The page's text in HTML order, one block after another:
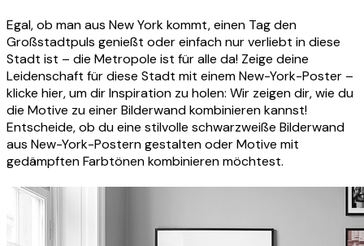
Egal, ob man aus New York kommt, einen Tag den
Großstadtpuls genießt oder einfach nur verliebt in diese
Stadt ist – die Metropole ist für alle da! Zeige deine
Leidenschaft für diese Stadt mit einem New-York-Poster –
klicke hier, um dir Inspiration zu holen: Wir zeigen dir, wie du
die Motive zu einer Bilderwand kombinieren kannst!
Entscheide, ob du eine stilvolle schwarzweiße Bilderwand
aus New-York-Postern gestalten oder Motive mit
gedämpften Farbtönen kombinieren möchtest.